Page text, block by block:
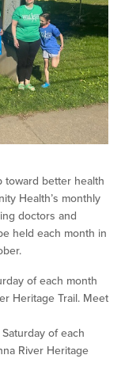
toward better health
Health’s monthly
doctors and
held each month in
of each month
Heritage Trail. Meet
of each
River Heritage